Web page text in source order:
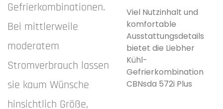
Viel Nutzinhalt und
komfortable
Ausstattungsdetails
bietet die Liebher
Kühl-
Gefrierkombination
CBNsda 572i Plus
Gefrierkombinationen.
Bei mittlerweile
moderatem
Stromverbrauch lassen
sie kaum Wünsche
hinsichtlich Größe,